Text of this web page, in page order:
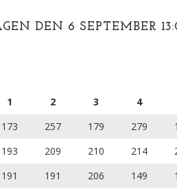
DEN 6 SEPTEMBER
1 2 3 4
173 257 179 279
193 209 210 214
191 191 206 149